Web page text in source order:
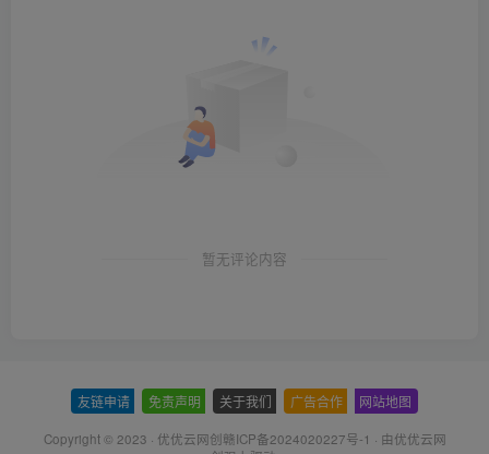
暂无评论内容
友链申请 免责声明 关于我们 广告合作 网站地图
Copyright © 2023 · 优优云网创赣ICP备2024020227号-1 · 由优优云网